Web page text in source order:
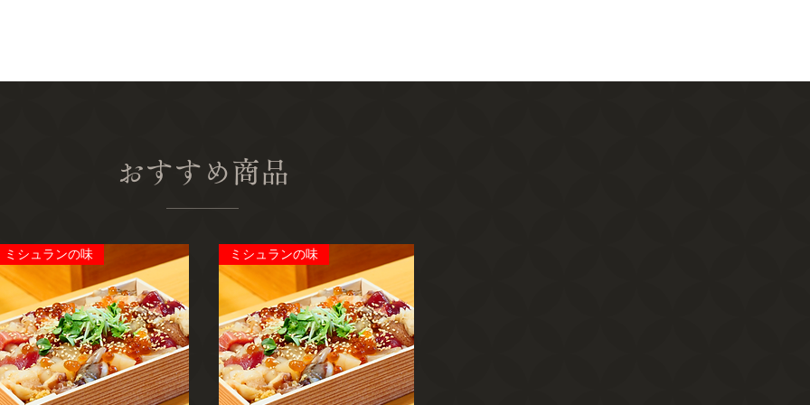
おすすめ商品
ミシュランの味 ミシュランの味